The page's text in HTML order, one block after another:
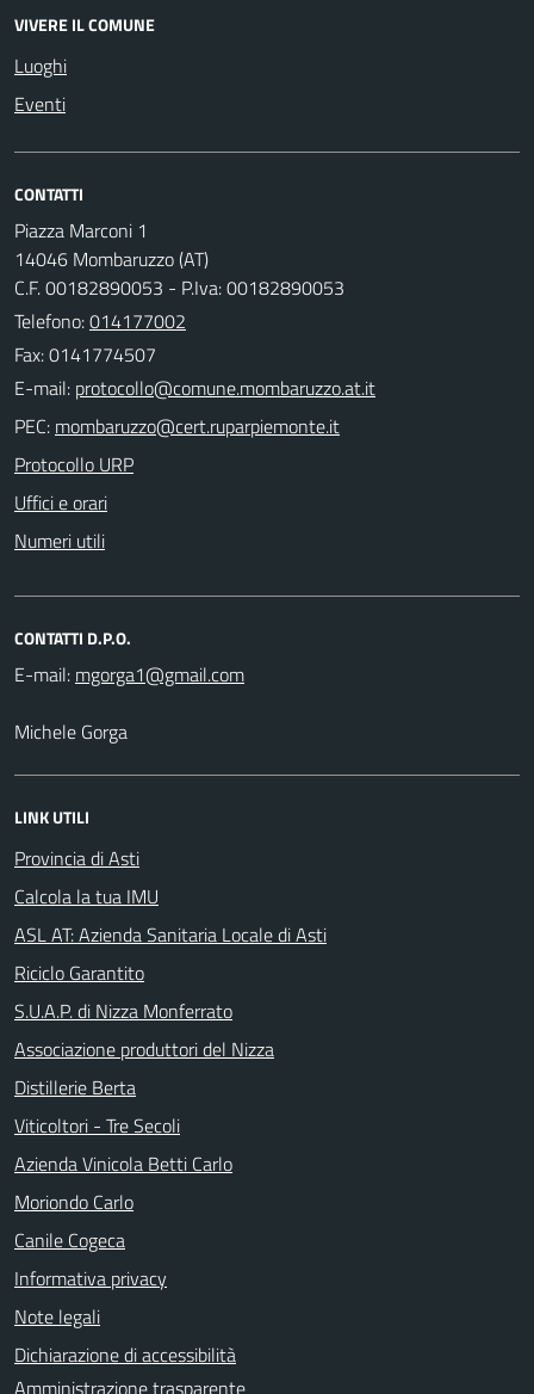
VIVERE IL COMUNE
Luoghi
Eventi
CONTATTI
Piazza Marconi 1
14046 Mombaruzzo (AT)
C.F. 00182890053 - P.Iva: 00182890053
Telefono:014177002
Fax: 0141774507
E-mail:
PEC:
Protocollo URP
Uffici e orari
Numeri utili
CONTATTI D.P.O.
E-mail:
Michele Gorga
LINK UTILI
Provincia di Asti
Calcola la tua IMU
ASL AT: Azienda Sanitaria Locale di Asti
Riciclo Garantito
S.U.A.P. di Nizza Monferrato
Associazione produttori del Nizza
Distillerie Berta
Viticoltori - Tre Secoli
Azienda Vinicola Betti Carlo
Moriondo Carlo
Canile Cogeca
Informativa privacy
Note legali
Dichiarazione di accessibilità
Amministrazione trasparente